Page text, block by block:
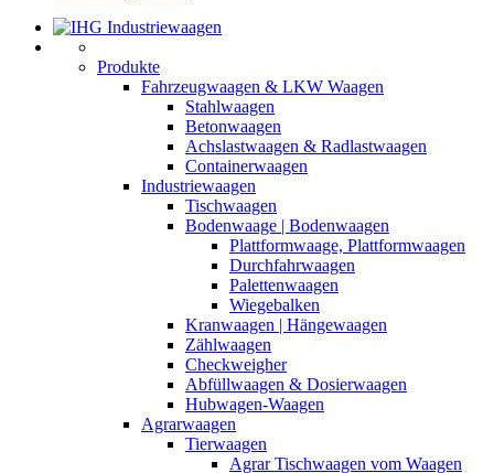
Produkte
Fahrzeugwaagen & LKW Waagen
Stahlwaagen
Betonwaagen
Achslastwaagen & Radlastwaagen
Containerwaagen
Industriewaagen
Tischwaagen
Bodenwaage | Bodenwaagen
Plattformwaage, Plattformwaagen
Durchfahrwaagen
Palettenwaagen
Wiegebalken
Kranwaagen | Hängewaagen
Zählwaagen
Checkweigher
Abfüllwaagen & Dosierwaagen
Hubwagen-Waagen
Agrarwaagen
Tierwaagen
Agrar Tischwaagen vom Waagen